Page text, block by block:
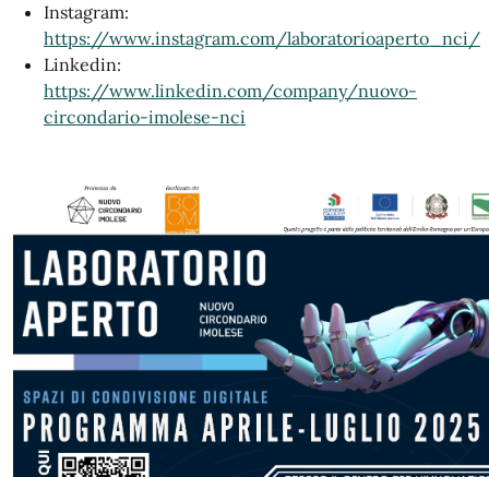
Instagram:
https://www.instagram.com/laboratorioaperto_nci/
Linkedin:
https://www.linkedin.com/company/nuovo-
circondario-imolese-nci